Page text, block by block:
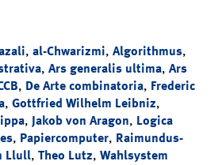
, al-Chwarizmi, Algorithmus,
, Ars generalis ultima, Ars
, De Arte combinatoria, Frederic
, Gottfried Wilhelm Leibniz,
, Jakob von Aragon, Logica
, Papiercomputer, Raimundus-
Llull, Theo Lutz, Wahlsystem